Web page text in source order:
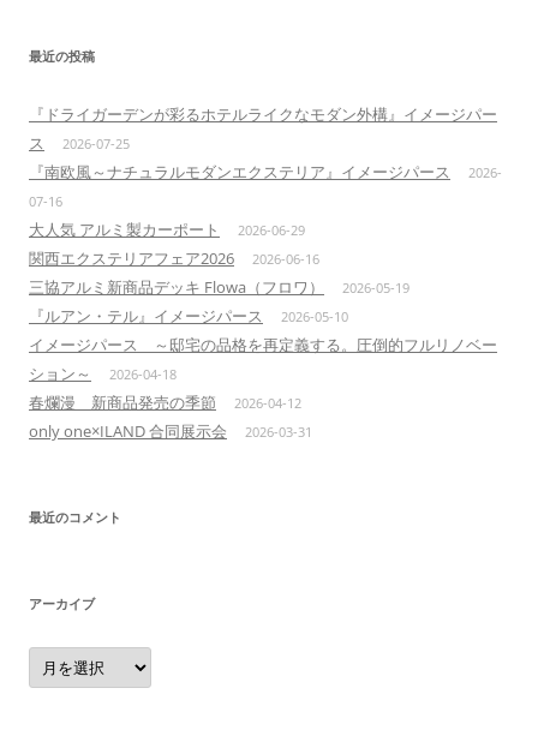
最近の投稿
『ドライガーデンが彩るホテルライクなモダン外構』イメージパー
ス
2026-07-25
『南欧風～ナチュラルモダンエクステリア』イメージパース
2026-
07-16
大人気 アルミ製カーポート 2026-06-29
関西エクステリアフェア2026 2026-06-16
三協アルミ新商品デッキ Flowa（フロワ） 2026-05-19
『ルアン・テル』イメージパース 2026-05-10
イメージパース ～邸宅の品格を再定義する。圧倒的フルリノベー
ション～
2026-04-18
春爛漫 新商品発売の季節 2026-04-12
only one×ILAND 合同展示会 2026-03-31
最近のコメント
アーカイブ
ア
ー
カ